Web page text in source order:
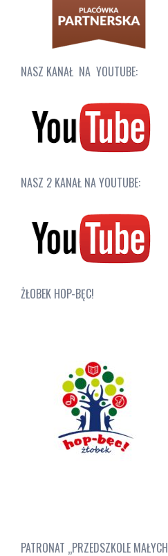
NASZ KANAŁ NA YOUTUBE:
NASZ 2 KANAŁ NA YOUTUBE:
ŻŁOBEK HOP-BĘC!
PATRONAT „PRZEDSZKOLE MAŁYCH